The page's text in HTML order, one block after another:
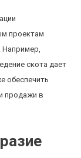
проектам
Например,
скота дает
обеспечить
продажи в